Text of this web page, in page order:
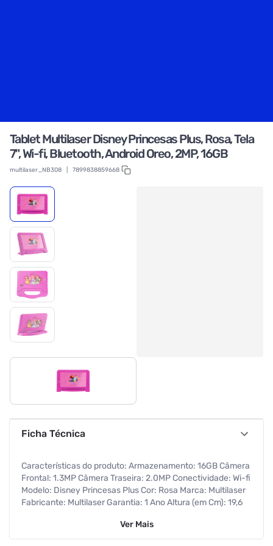
Tablet Multilaser Disney Princesas Plus, Rosa, Tela
7", Wi-fi, Bluetooth, Android Oreo, 2MP, 16GB
multilaser_NB308 7899838859668
Ficha Técnica
Características do produto: Armazenamento: 16GB Câmera
Frontal: 1.3MP Câmera Traseira: 2.0MP Conectividade: Wi-fi
Modelo: Disney Princesas Plus Cor: Rosa Marca: Multilaser
Fabricante: Multilaser Garantia: 1 Ano Altura (em Cm): 19,6
RAM: 1GB Peso: 0,74 Kg Processador: Quad-Core
Ver Mais